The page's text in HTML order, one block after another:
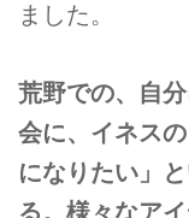
ました。
荒野での、自
会に、イネス
になりたい」
る。様々なア